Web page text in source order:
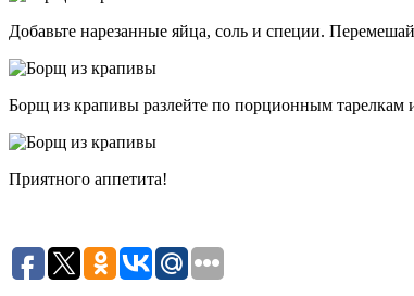
Добавьте нарезанные яйца, соль и специи.
Борщ из крапивы разлейте по порционным тарелкам
Приятного аппетита!